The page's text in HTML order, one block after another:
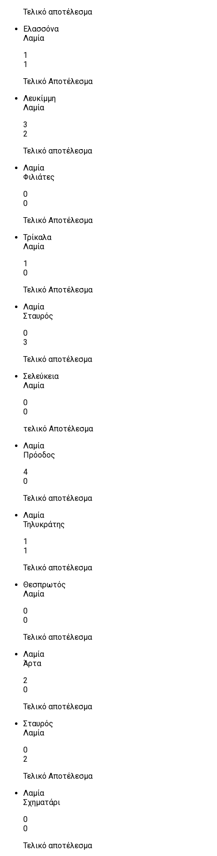
Τελικό αποτέλεσμα
Ελασσόνα
Λαμία
1
1
Τελικό Αποτέλεσμα
Λευκίμμη
Λαμία
3
2
Τελικό αποτέλεσμα
Λαμία
Φιλιάτες
0
0
Τελικό Αποτέλεσμα
Τρίκαλα
Λαμία
1
0
Τελικό Αποτέλεσμα
Λαμία
Σταυρός
0
3
Τελικό αποτέλεσμα
Σελεύκεια
Λαμία
0
0
τελικό Αποτέλεσμα
Λαμία
Πρόοδος
4
0
Τελικό αποτέλεσμα
Λαμία
Τηλυκράτης
1
1
Τελικό αποτέλεσμα
Θεσπρωτός
Λαμία
0
0
Τελικό αποτέλεσμα
Λαμία
Άρτα
2
0
Τελικό αποτέλεσμα
Σταυρός
Λαμία
0
2
Τελικό Αποτέλεσμα
Λαμία
Σχηματάρι
0
0
Τελικό αποτέλεσμα